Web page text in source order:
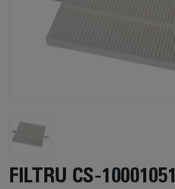
FILTRU CS-10001051